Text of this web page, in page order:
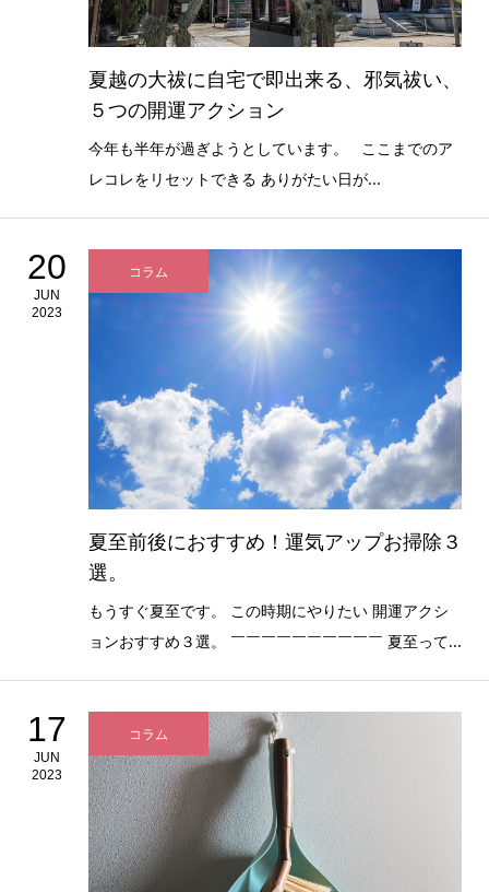
夏越の大祓に自宅で即出来る、邪気祓い、
５つの開運アクション
今年も半年が過ぎようとしています。 ここまでのア
レコレをリセットできる ありがたい日が...
20
JUN
2023
コラム
夏至前後におすすめ！運気アップお掃除３
選。
もうすぐ夏至です。 この時期にやりたい 開運アクシ
ョンおすすめ３選。 ￣￣￣￣￣￣￣￣￣￣ 夏至って...
17
JUN
2023
コラム